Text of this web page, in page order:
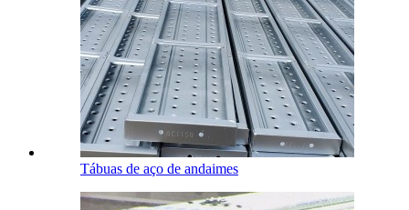
Tábuas de aço de andaimes